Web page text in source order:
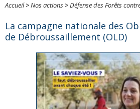
Accueil>Nos actions >Défense des Forêts
La campagne nationale des
de Débroussaillement (OLD)